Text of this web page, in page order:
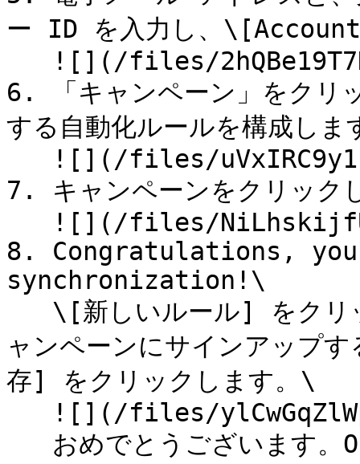
ー ID を入力し、
6. 「キャンペーン」をク
する自動化ルールを構成しま
7. キャンペーンをクリック
8. Congratulations,
synchronization!\
ャンペーンにサインアップ
存] をクリックします。\